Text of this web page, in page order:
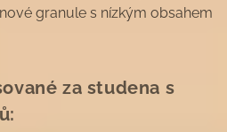
granule s nízkým obsahem
za studena s